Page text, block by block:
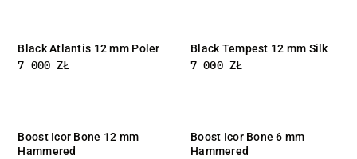
Black Atlantis 12 mm Poler
7 000ZŁ
Black Tempest 12 mm Silk
7 000 ZŁ
Boost Icor Bone 12 mm
Hammered
Boost Icor Bone 6 mm
Hammered